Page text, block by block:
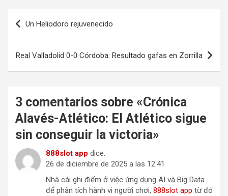
Navegación
de
entradas
Un Heliodoro rejuvenecido
Real Valladolid 0-0 Córdoba: Resultado gafas en Zorrilla
3 comentarios sobre «Crónica
Alavés-Atlético: El Atlético sigue
sin conseguir la victoria»
888slot app dice:
26 de diciembre de 2025 a las 12:41
Nhà cái ghi điểm ở việc ứng dụng AI và Big Data
để phân tích hành vi người chơi, 888slot app từ đó